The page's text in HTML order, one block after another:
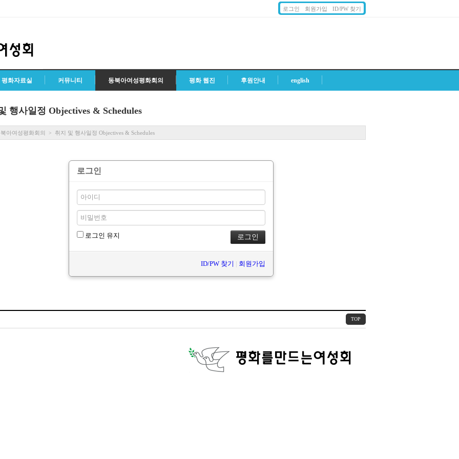
로그인 회원가입 ID/PW 찾기
평화자료실 커뮤니티 동북아여성평화회의 평화 웹진 후원안내 english
행사일정 Objectives & Schedules
북아여성평화회의 > 취지 및 행사일정 Objectives & Schedules
로그인
로그인 유지
ID/PW 찾기 | 회원가입
TOP